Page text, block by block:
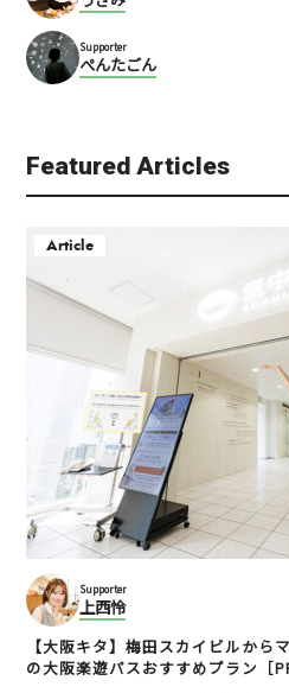
Supporter
ぺんたごん
Featured Articles
Article
Supporter
上西怜
【大阪キタ】梅田スカイビルから
の大阪楽遊パスおすすめプラン［